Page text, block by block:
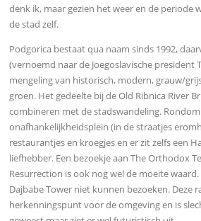
denk ik, maar gezien het weer en de periode
de stad zelf.
Podgorica bestaat qua naam sinds 1992,
(vernoemd naar de Joegoslavische president
mengeling van historisch, modern, grauw/
groen. Het gedeelte bij de Old Ribnica River
combineren met de stadswandeling.
onafhankelijkheidsplein (in de straatjes
restaurantjes en kroegjes en er zit zelfs een
liefhebber. Een bezoekje aan The Orthodox
Resurrection is ook nog wel de moeite
Dajbabe Tower niet kunnen bezoeken. Deze
herkenningspunt voor de omgeving en is